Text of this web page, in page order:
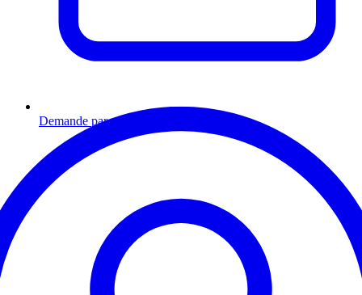
Demande par email